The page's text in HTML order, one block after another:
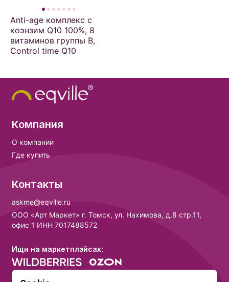
Anti-age комплекс c
коэнзим Q10 100%, 8
витаминов группы B,
Control time Q10
Компания
О компании
Где купить
Контакты
askme@eqville.ru
ООО «Арт Маркет» г. Томск, ул. Нахимова, д.8 стр.11,
офис 1 ИНН 7017488572
Ищи на маркетплэйсах: